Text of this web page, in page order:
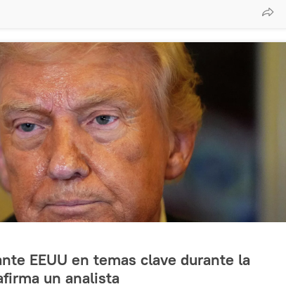
EEUU en temas clave durante la
un analista